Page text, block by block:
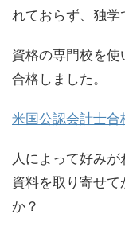
れておらず、独学
資格の専門校を
合格しました。
米国公認会計士合
人によって好み
資料を取り寄せて
か？